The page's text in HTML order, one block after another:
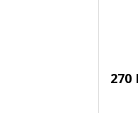
270